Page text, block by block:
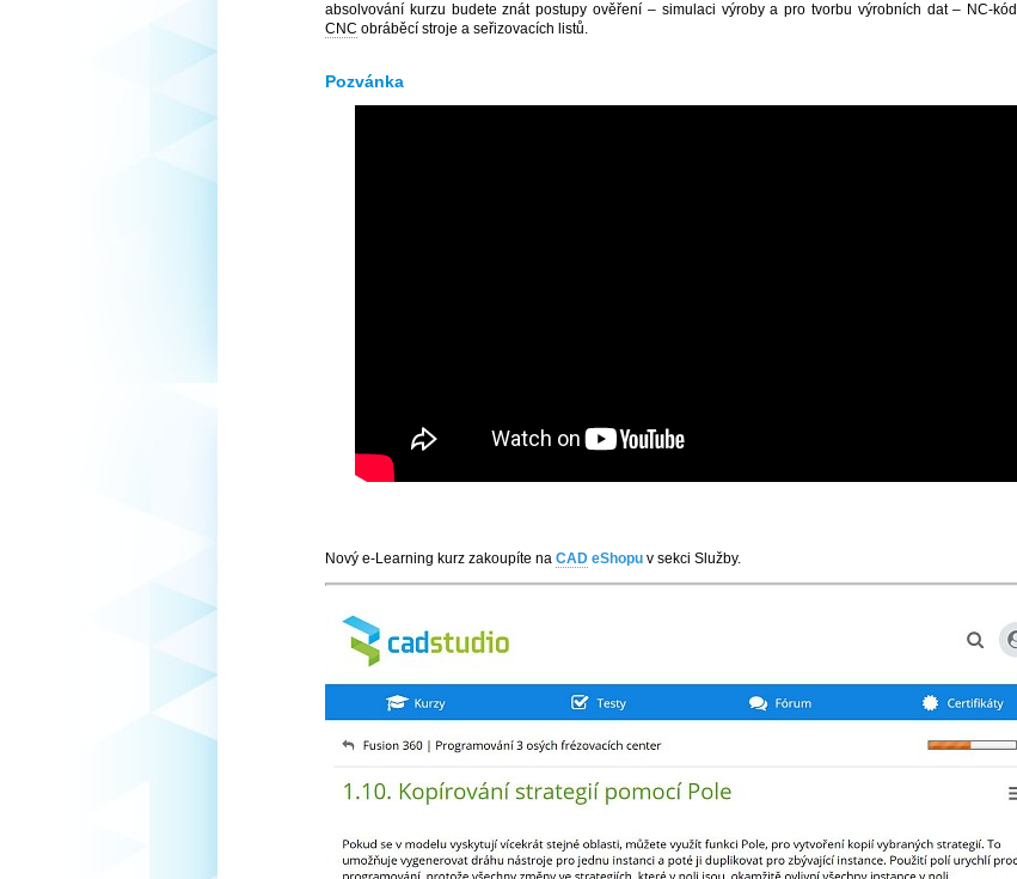
absolvování kurzu budete znát postupy ověření – simulaci výroby a pro tvorbu výrobních dat – NC-
CNC obráběcí stroje a seřizovacích listů.
Pozvánka
Nový e-Learning kurz zakoupíte na CAD eShopu v sekci Služby.